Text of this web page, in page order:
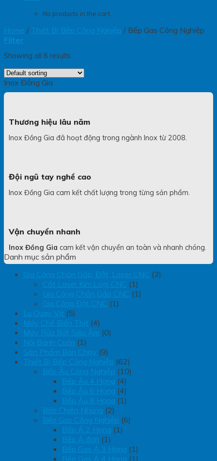
No products in the cart.
Home / Thiết Bị Bếp Công Nghiệp / Bếp Gas Công Nghiệp
Filter
Showing all 6 results
Inox Đồng Gia
Thương hiệu lâu năm
Inox Đồng Gia đã hoạt động trong ngành Inox từ 2008.
Đội ngũ tay nghề cao
Inox Đồng Gia cam kết chất lượng trong từng sản phẩm.
Vận chuyển nhanh
Inox Đồng Gia cam kết vận chuyển an toàn và nhanh chóng.
Danh mục sản phẩm
Gia Công Chắn Gấp, Đột, Laser CNC (3)
Cắt Laser Kim Loại CNC (1)
Gia Công Chắn Gấp CNC (1)
Gia Công Đột CNC (1)
Lu Quay Vịt (5)
Máy Chế Biến Thịt (4)
Máy Rửa Bát Siêu Âm (0)
Nồi Bánh Cuốn (1)
Sản Phẩm Bán Chạy (9)
Thiết Bị Bếp Công Nghiệp (62)
Bếp Âu Công Nghiệp (10)
Bếp Âu 4 Họng (4)
Bếp Âu 6 Họng (4)
Bếp Âu 8 Họng (1)
Bếp Chiên Nhúng (2)
Bếp Gas Công Nghiệp (6)
Bếp Á 2 Họng (1)
Bếp Á đơn (1)
Bếp Gas Á 3 Họng (1)
Bếp Gas Á 4 Họng (1)